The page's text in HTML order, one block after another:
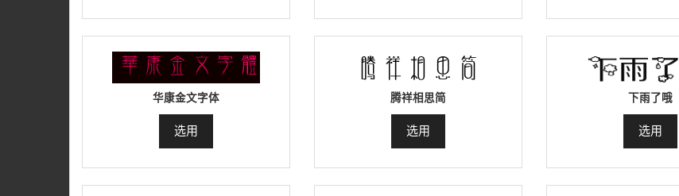
华康金文字体
选用
腾祥相思简
选用
下雨了哦
选用